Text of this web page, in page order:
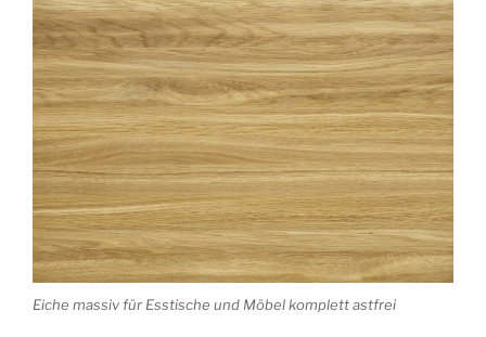
Eiche massiv für Esstische und Möbel komplett astfrei